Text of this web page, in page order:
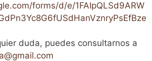
forms/d/e/1FAIpQLSd9ARW
duda, puedes consultarnos a